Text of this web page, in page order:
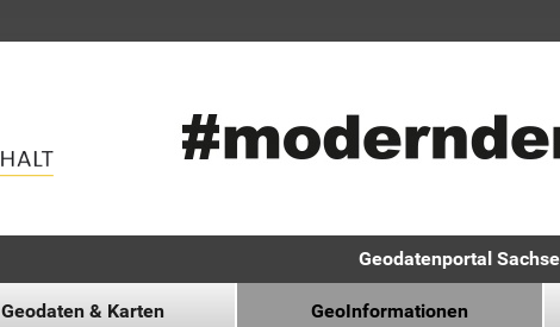
Geodatenportal
Geodaten & Karten GeoInformationen